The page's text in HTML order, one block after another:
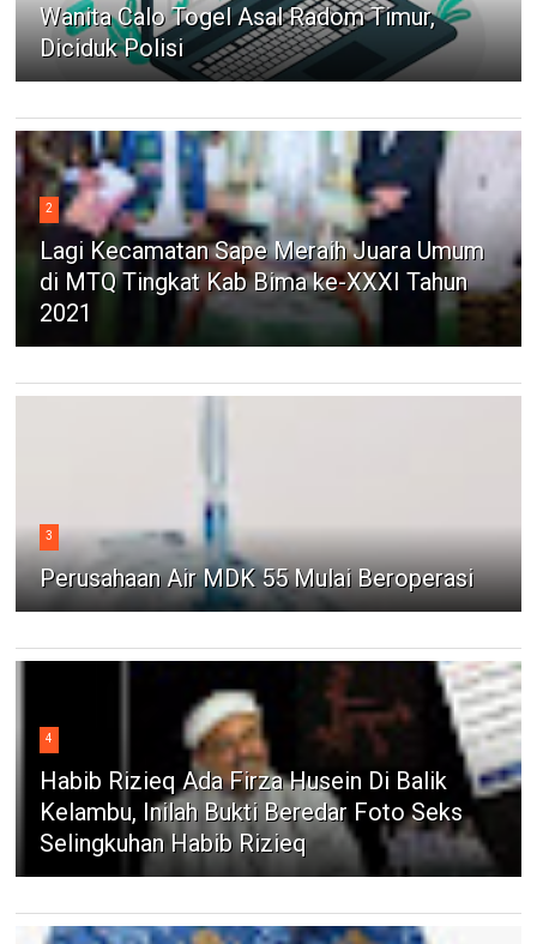
Wanita Calo Togel Asal Radom Timur,
Diciduk Polisi
2
Lagi Kecamatan Sape Meraih Juara Umum
di MTQ Tingkat Kab Bima ke-XXXI Tahun
2021
3
Perusahaan Air MDK 55 Mulai Beroperasi
4
Habib Rizieq Ada Firza Husein Di Balik
Kelambu, Inilah Bukti Beredar Foto Seks
Selingkuhan Habib Rizieq